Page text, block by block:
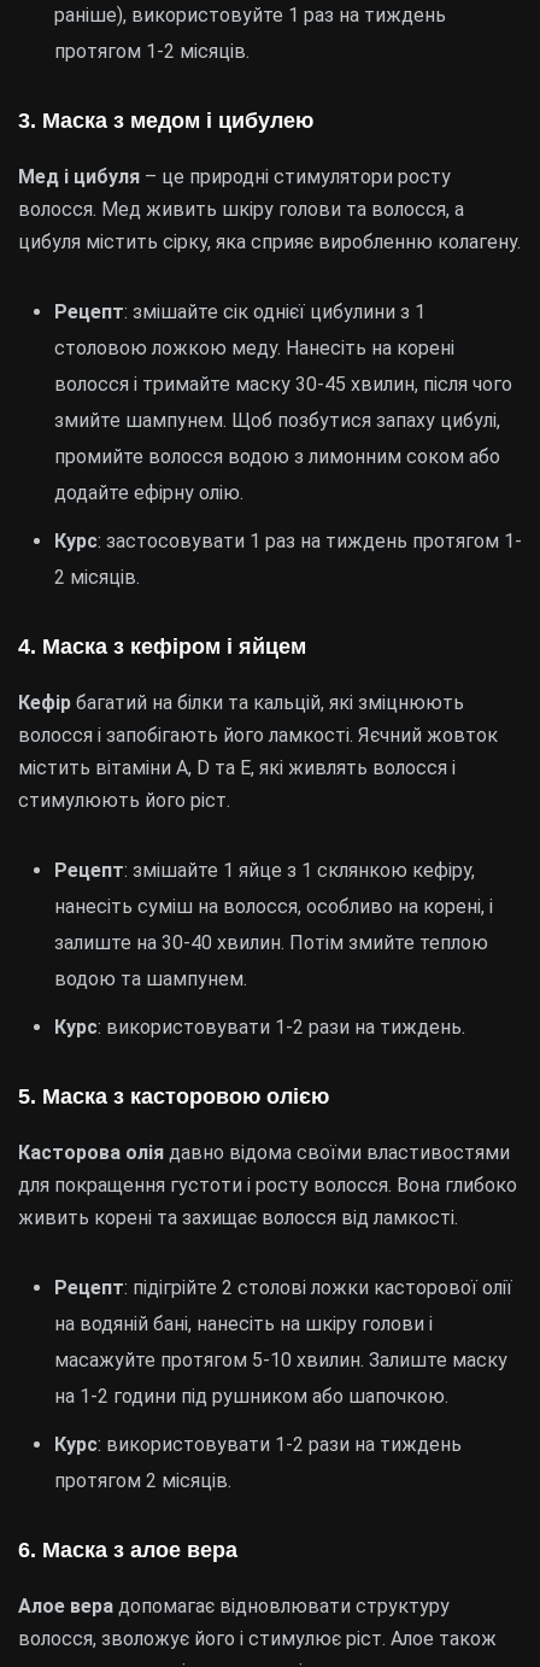
раніше), використовуйте 1 раз на тиждень
протягом 1-2 місяців.
3. Маска з медом і цибулею
Мед і цибуля – це природні стимулятори росту
волосся. Мед живить шкіру голови та волосся, а
цибуля містить сірку, яка сприяє виробленню колагену.
Рецепт: змішайте сік однієї цибулини з 1
столовою ложкою меду. Нанесіть на корені
волосся і тримайте маску 30-45 хвилин, після чого
змийте шампунем. Щоб позбутися запаху цибулі,
промийте волосся водою з лимонним соком або
додайте ефірну олію.
Курс: застосовувати 1 раз на тиждень протягом 1-
2 місяців.
4. Маска з кефіром і яйцем
Кефір багатий на білки та кальцій, які зміцнюють
волосся і запобігають його ламкості. Яєчний жовток
містить вітаміни A, D та E, які живлять волосся і
стимулюють його ріст.
Рецепт: змішайте 1 яйце з 1 склянкою кефіру,
нанесіть суміш на волосся, особливо на корені, і
залиште на 30-40 хвилин. Потім змийте теплою
водою та шампунем.
Курс: використовувати 1-2 рази на тиждень.
5. Маска з касторовою олією
Касторова олія давно відома своїми властивостями
для покращення густоти і росту волосся. Вона глибоко
живить корені та захищає волосся від ламкості.
Рецепт: підігрійте 2 столові ложки касторової олії
на водяній бані, нанесіть на шкіру голови і
масажуйте протягом 5-10 хвилин. Залиште маску
на 1-2 години під рушником або шапочкою.
Курс: використовувати 1-2 рази на тиждень
протягом 2 місяців.
6. Маска з алое вера
Алое вера допомагає відновлювати структуру
волосся, зволожує його і стимулює ріст. Алое також